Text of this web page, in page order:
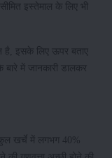
सीमित इस्तेमाल के लिए भी
है, इसके लिए ऊपर बताए
बारे में जानकारी डालकर
कुल खर्चे में लगभग 40%